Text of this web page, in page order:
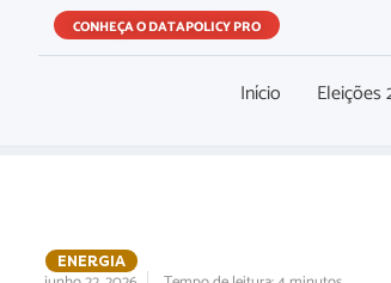
CONHEÇA O DATAPOLICY PRO
Início Eleições
ENERGIA